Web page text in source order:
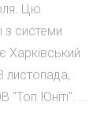
Цю
з системи
Харківський
листопада,
"Топ Юніті". ...